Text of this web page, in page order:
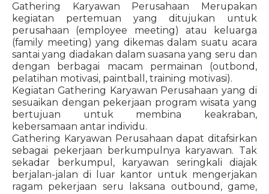
Gathering Karyawan Perusahaan Merupakan
kegiatan pertemuan yang ditujukan untuk
perusahaan (employee meeting) atau keluarga
(family meeting) yang dikemas dalam suatu acara
santai yang diadakan dalam suasana yang seru dan
dengan berbagai macam permainan (outbond,
pelatihan motivasi, paintball, training motivasi).
Kegiatan Gathering Karyawan Perusahaan yang di
sesuaikan dengan pekerjaan program wisata yang
bertujuan untuk membina keakraban,
kebersamaan antar individu.
Gathering Karyawan Perusahaan dapat ditafsirkan
sebagai pekerjaan berkumpulnya karyawan. Tak
sekadar berkumpul, karyawan seringkali diajak
berjalan-jalan di luar kantor untuk mengerjakan
ragam pekerjaan seru laksana outbound, game,